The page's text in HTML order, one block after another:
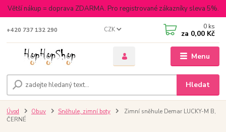
Větší nákup = doprava ZDARMA. Pro registrované zákazníky sleva 5%.
Menu
CZK
Hledat
+420 737 132 290 0 ks
za 0,00 Kč
Úvod Obuv Sněhule, zimní boty
Zimní sněhule Demar LUCKY-M B,
ČERNÉ